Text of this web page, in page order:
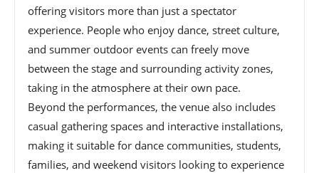
回
首
頁
網
導
覽
offering visitors more than just a spectator
experience. People who enjoy dance, street culture,
and summer outdoor events can freely move
between the stage and surrounding activity zones,
taking in the atmosphere at their own pace.
Beyond the performances, the venue also includes
casual gathering spaces and interactive installations,
making it suitable for dance communities, students,
families, and weekend visitors looking to experience